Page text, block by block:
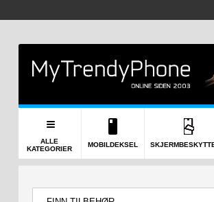
ALLE
KATEGORIER
MOBILDEKSEL